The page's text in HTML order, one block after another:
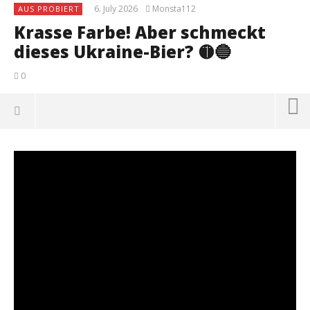
AUS PROBIERT 6. July 2026 Monsta112
Krasse Farbe! Aber schmeckt
dieses Ukraine-Bier? 🟡🔵
0